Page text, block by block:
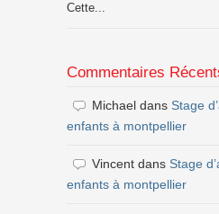
Cette...
Commentaires
Michael dans Stage
enfants à montpellier
Vincent dans Stage
enfants à montpellier